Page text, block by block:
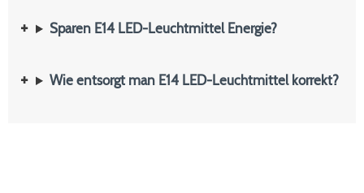
Sparen E14 LED-Leuchtmittel Energie?
Wie entsorgt man E14 LED-Leuchtmittel korrekt?